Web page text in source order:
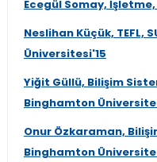
Ecegül Somay, İşletme,
Neslihan Küçük, TEFL,
Üniversitesi'15
Yiğit Güllü, Bilişim
Binghamton
Onur Özkaraman,
Binghamton